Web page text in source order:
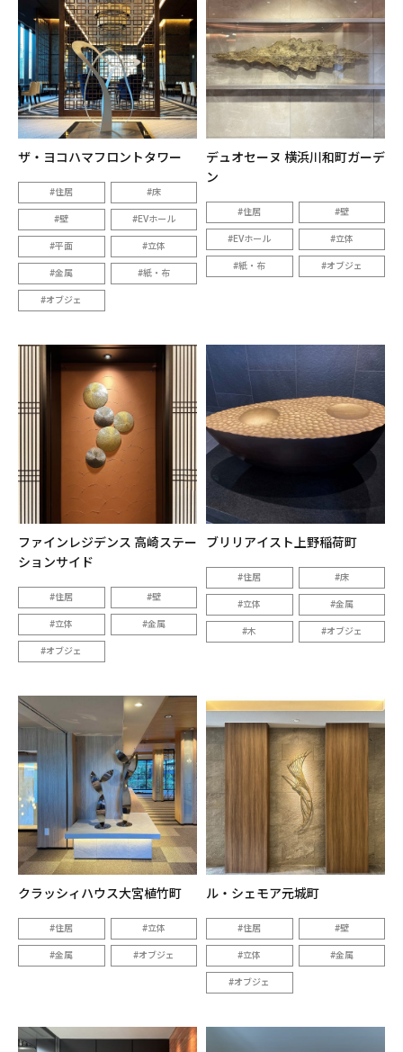
ザ・ヨコハマフロントタワー
住居 床
壁 EVホール
平面 立体
金属 紙・布
オブジェ
デュオセーヌ 横浜川和町ガーデ
ン
住居 壁
EVホール 立体
紙・布 オブジェ
ファインレジデンス 高崎ステー
ションサイド
住居 壁
立体 金属
オブジェ
ブリリアイスト上野稲荷町
住居 床
立体 金属
木 オブジェ
クラッシィハウス大宮植竹町
住居 立体
金属 オブジェ
ル・シェモア元城町
住居 壁
立体 金属
オブジェ